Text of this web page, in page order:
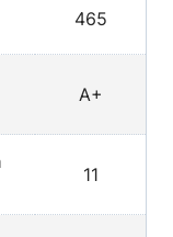
465
A+
11